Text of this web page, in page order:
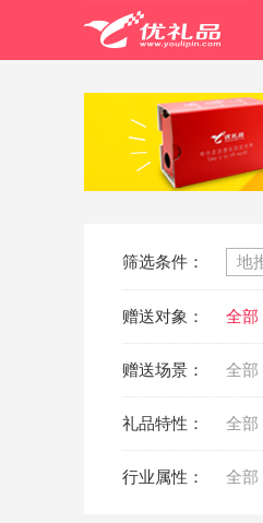
筛选条件： 地
赠送对象： 全部
赠送场景： 全部
礼品特性： 全部
行业属性： 全部